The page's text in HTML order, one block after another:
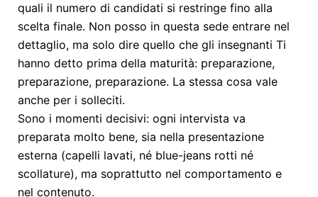
quali il numero di candidati si restringe fino alla
scelta finale. Non posso in questa sede entrare nel
dettaglio, ma solo dire quello che gli insegnanti Ti
hanno detto prima della maturità: preparazione,
preparazione, preparazione. La stessa cosa vale
anche per i solleciti.
Sono i momenti decisivi: ogni intervista va
preparata molto bene, sia nella presentazione
esterna (capelli lavati, né blue-jeans rotti né
scollature), ma soprattutto nel comportamento e
nel contenuto.